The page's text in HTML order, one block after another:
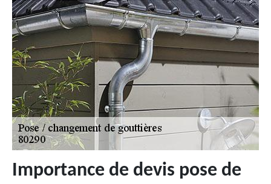
Importance de devis pose de